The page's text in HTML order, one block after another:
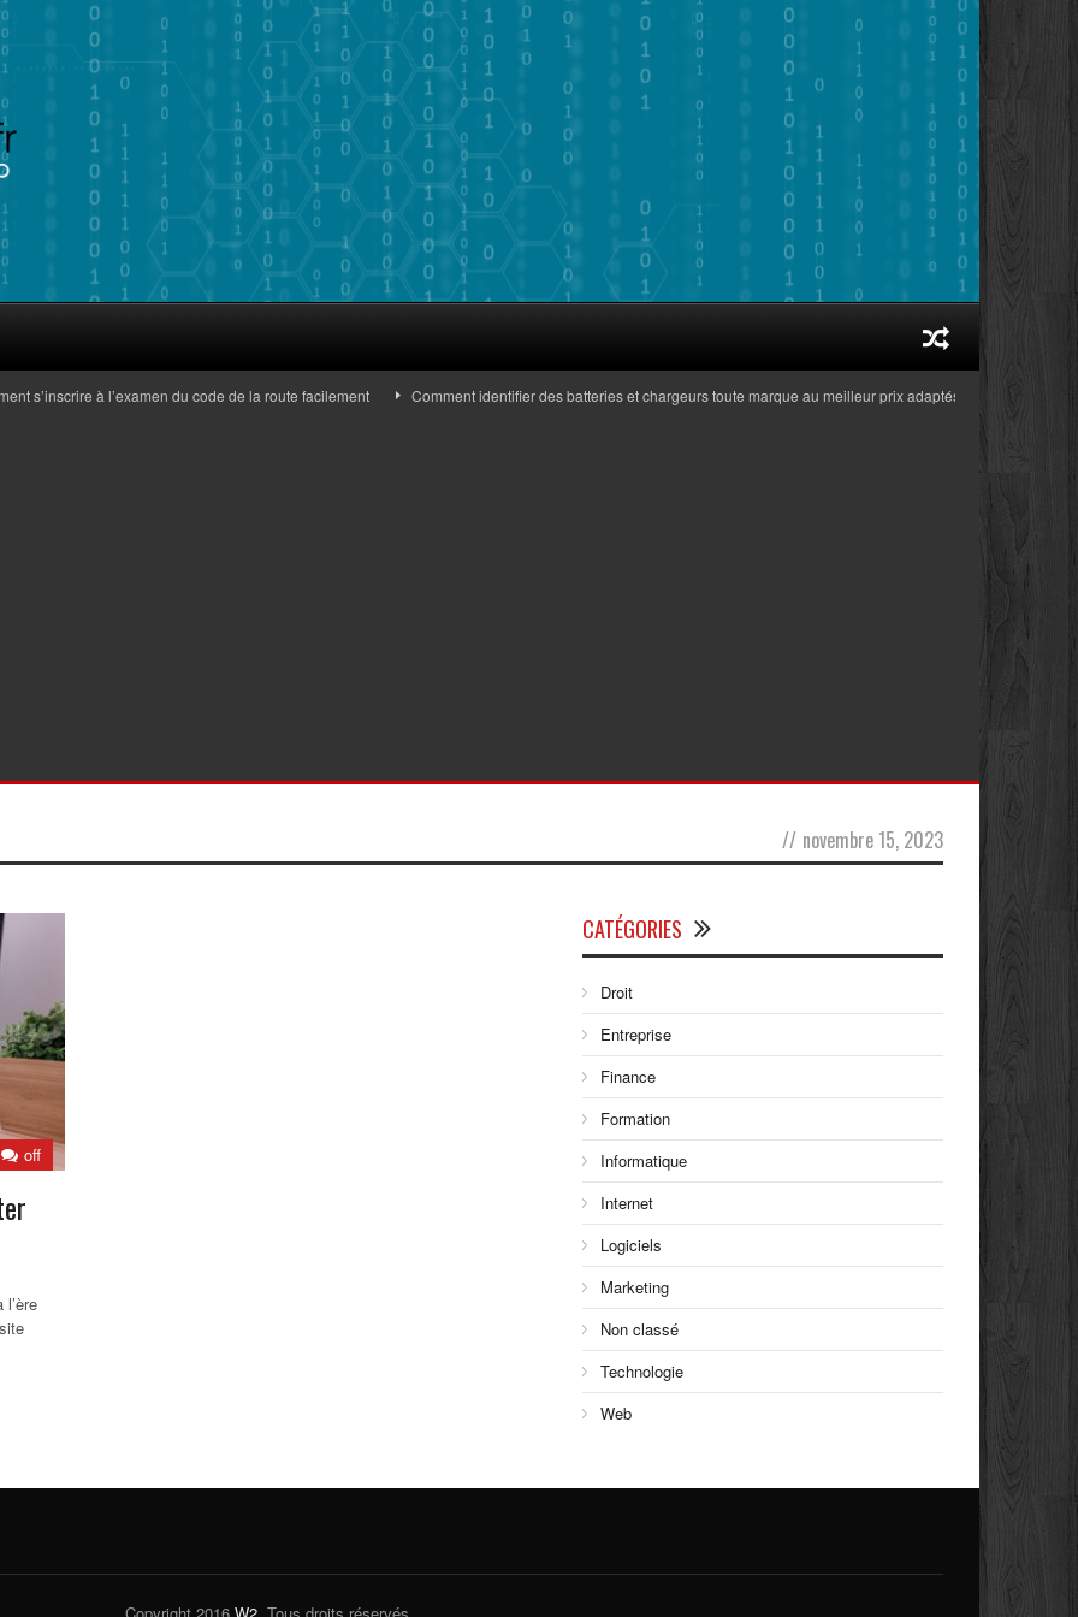
s’inscrire à l’examen du code de la route facilement Comment identifier des batteries et chargeurs toute marque au meilleur prix adaptés aux ordinateurs
// novembre 15, 2023
off
CATÉGORIES
Droit
Entreprise
Finance
Formation
Informatique
Internet
Logiciels
Marketing
Non classé
Technologie
Web